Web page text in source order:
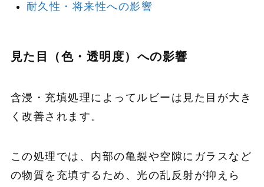
耐久性・将来性への影響
見た目（色・透明度）への影響
含浸・充填処理によってルビーは見た目が大き
く改善されます。
この処理では、内部の亀裂や空隙にガラスなど
の物質を充填するため、光の乱反射が抑えら